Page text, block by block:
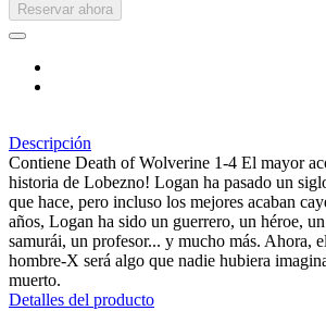
Reservar ahora
Descripción
Contiene Death of Wolverine 1-4 El mayor
historia de Lobezno! Logan ha pasado un
que hace, pero incluso los mejores acaban
años, Logan ha sido un guerrero, un héroe,
samurái, un profesor... y mucho más. Ahora,
hombre-X será algo que nadie hubiera
muerto.
Detalles del producto